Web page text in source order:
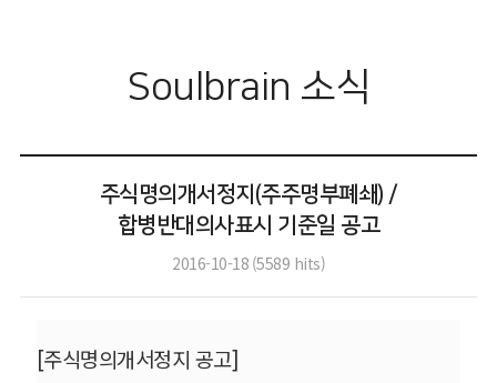
Soulbrain 소식
주식명의개서정지(주주명부폐쇄) /
합병반대의사표시 기준일 공고
2016-10-18 (5589 hits)
[주식명의개서정지 공고]